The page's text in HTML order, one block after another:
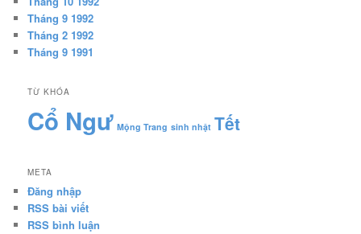
Tháng 9 1992
Tháng 2 1992
Tháng 9 1991
TỪ KHÓA
Cổ Ngư Mộng Trang sinh nhật Tết
META
Đăng nhập
RSS bài viết
RSS bình luận